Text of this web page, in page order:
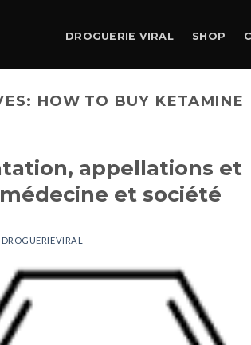
DROGUERIE VIRAL SHOP
HOW TO BUY KETAMINE
appellations et
et société
DROGUERIEVIRAL